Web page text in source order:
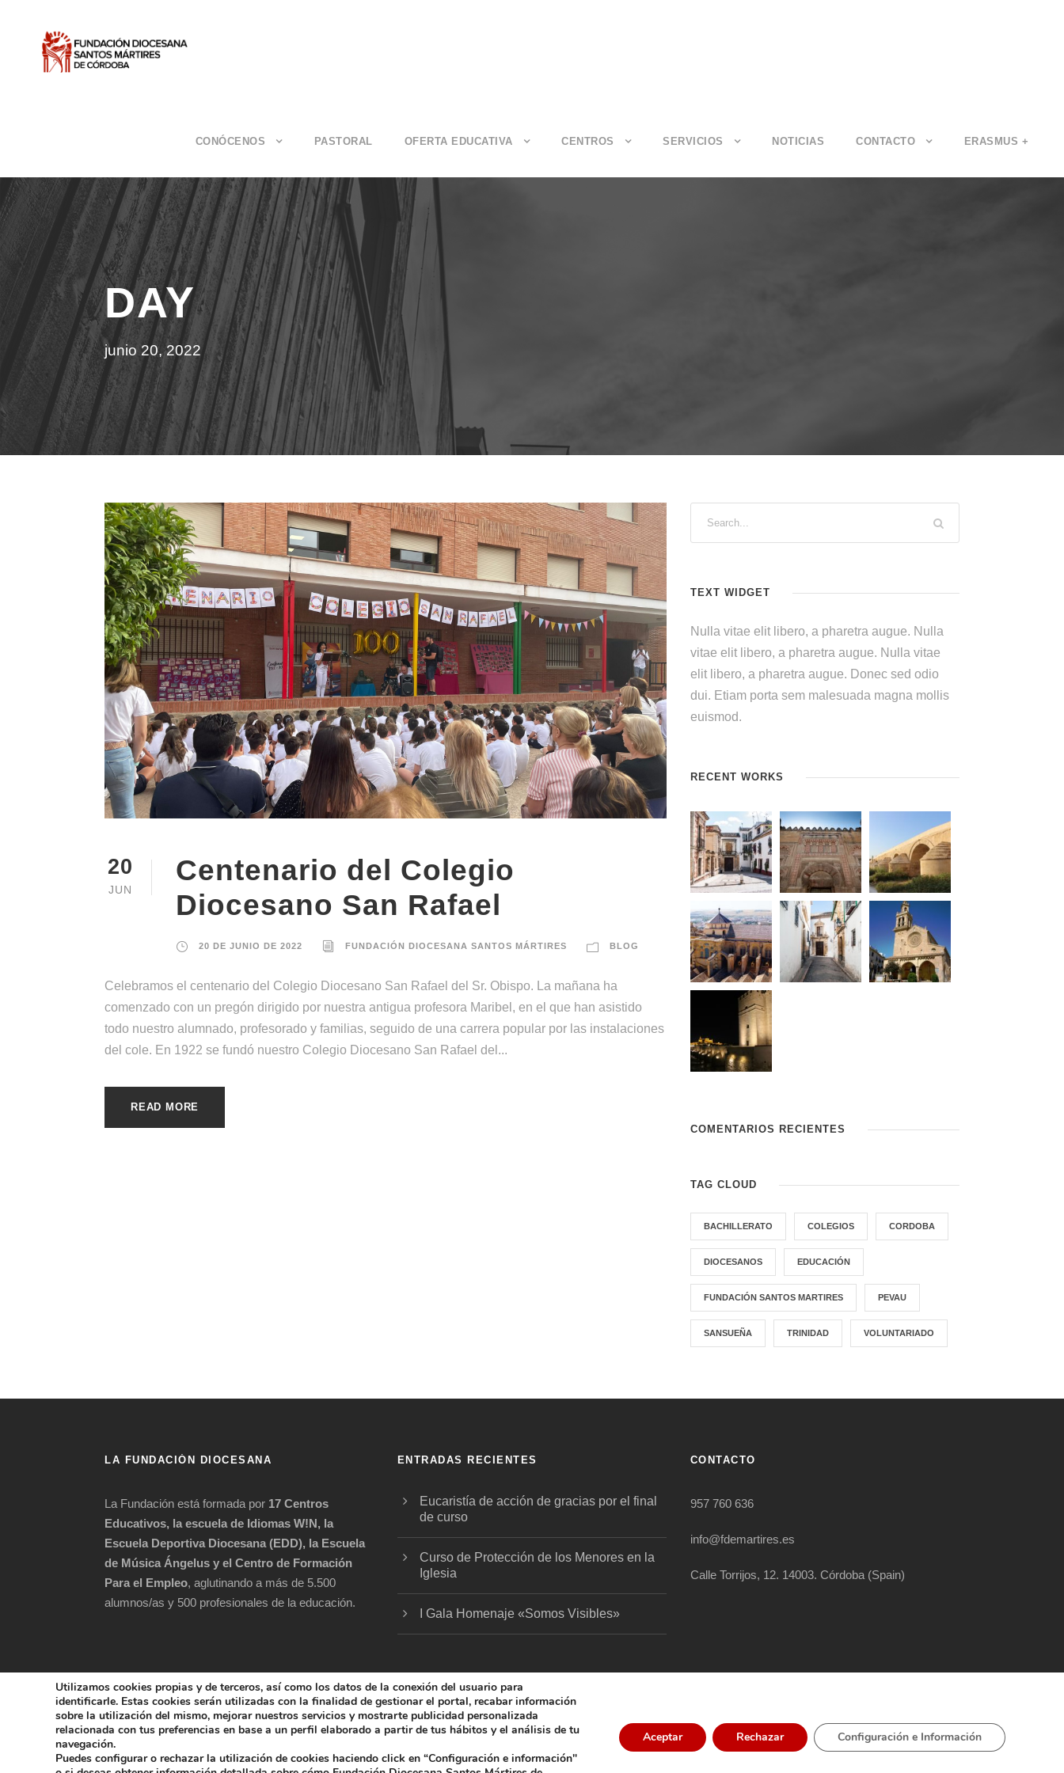
CONÓCENOS PASTORAL OFERTA EDUCATIVA CENTROS SERVICIOS NOTICIAS CONTACTO ERASMUS +
DAY
junio 20, 2022
20
JUN
Centenario del Colegio
Diocesano San Rafael
20 DE JUNIO DE 2022 FUNDACIÓN DIOCESANA SANTOS MÁRTIRES BLOG
Celebramos el centenario del Colegio Diocesano San Rafael del Sr. Obispo. La mañana ha
comenzado con un pregón dirigido por nuestra antigua profesora Maribel, en el que han asistido
todo nuestro alumnado, profesorado y familias, seguido de una carrera popular por las instalaciones
del cole. En 1922 se fundó nuestro Colegio Diocesano San Rafael del...
READ MORE
TEXT WIDGET
Nulla vitae elit libero, a pharetra augue. Nulla
vitae elit libero, a pharetra augue. Nulla vitae
elit libero, a pharetra augue. Donec sed odio
dui. Etiam porta sem malesuada magna mollis
euismod.
RECENT WORKS
COMENTARIOS RECIENTES
TAG CLOUD
BACHILLERATO COLEGIOS CORDOBA
DIOCESANOS EDUCACIÓN
FUNDACIÓN SANTOS MARTIRES PEVAU
SANSUEÑA TRINIDAD VOLUNTARIADO
LA FUNDACIÓN DIOCESANA
La Fundación está formada por 17 Centros
Educativos, la escuela de Idiomas W!N, la
Escuela Deportiva Diocesana (EDD), la Escuela
de Música Ángelus y el Centro de Formación
Para el Empleo, aglutinando a más de 5.500
alumnos/as y 500 profesionales de la educación.
ENTRADAS RECIENTES
Eucaristía de acción de gracias por el final
de curso
Curso de Protección de los Menores en la
Iglesia
I Gala Homenaje «Somos Visibles»
CONTACTO
957 760 636
info@fdemartires.es
Calle Torrijos, 12. 14003. Córdoba (Spain)
COPYRIGHT 2025 FUNDACIÓN DIOCESANA SANTOS MÁRTIRES, ALL RIGHT RESERVED
POLÍTICA DE COOKIES AVISO LEGAL POLÍTICA DE PRIVACIDAD
Utilizamos cookies propias y de terceros, así como los datos de la conexión del usuario para
identificarle. Estas cookies serán utilizadas con la finalidad de gestionar el portal, recabar información
sobre la utilización del mismo, mejorar nuestros servicios y mostrarte publicidad personalizada
relacionada con tus preferencias en base a un perfil elaborado a partir de tus hábitos y el análisis de tu
navegación.
Puedes configurar o rechazar la utilización de cookies haciendo click en “Configuración e información"
Aceptar Rechazar Configuración e Información